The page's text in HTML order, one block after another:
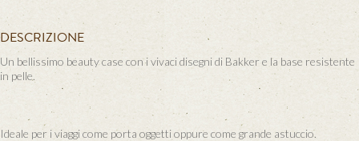
DESCRIZIONE
Un bellissimo beauty case con i vivaci disegni di Bakker e la base resistente
in pelle.
Ideale per i viaggi come porta oggetti oppure come grande astuccio.